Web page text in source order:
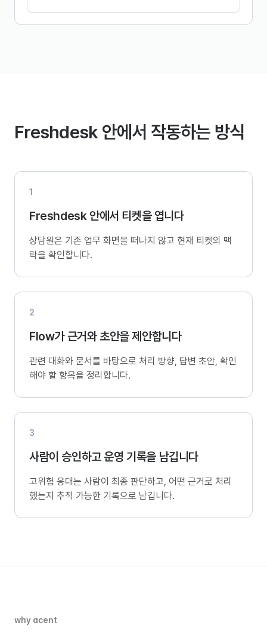
Freshdesk 안에서 작동하는 방식
1
Freshdesk 안에서 티켓을 엽니다
상담원은 기존 업무 화면을 떠나지 않고 현재 티켓의 맥
락을 확인합니다.
2
Flow가 근거와 초안을 제안합니다
관련 대화와 문서를 바탕으로 처리 방향, 답변 초안, 확인
해야 할 항목을 정리합니다.
3
사람이 승인하고 운영 기록을 남깁니다
고위험 응대는 사람이 최종 판단하고, 어떤 근거로 처리
했는지 추적 가능한 기록으로 남깁니다.
why acent